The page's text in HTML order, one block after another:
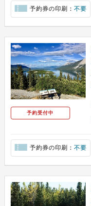
予約券の印刷： 不要
予約受付中
予約券の印刷： 不要